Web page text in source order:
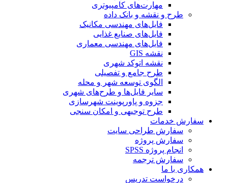
مهارت‌های کامپیوتری
طرح و نقشه و بانک داده
فایل‌های مهندسی مکانیک
فایل‌های صنایع غذایی
فایل‌های مهندسی معماری
نقشه GIS
نقشه اتوکد شهری
طرح جامع و تفصیلی
الگوی توسعه شهر و محله
سایر فایل‌ها و طرح‌های شهری
جزوه و پاورپوینت شهرسازی
طرح توجیهی و امکان سنجی
سفارش خدمات
سفارش طراحی سایت
سفارش پروژه
انجام پروژه SPSS
سفارش ترجمه
همکاری با ما
درخواست تدریس